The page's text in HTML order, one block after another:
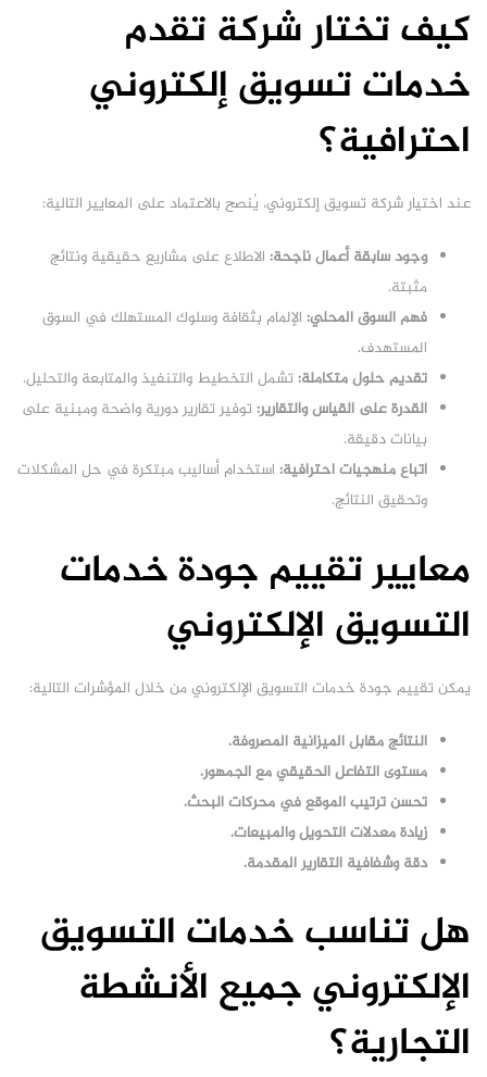
كيف تختار شركة تقدم
خدمات تسويق إلكتروني
احترافية؟
عند اختيار شركة تسويق إلكتروني، يُنصح بالاعتماد على المعايير التالية:
وجود سابقة أعمال ناجحة: الاطلاع على مشاريع حقيقية ونتائج
مثبتة.
فهم السوق المحلي: الإلمام بثقافة وسلوك المستهلك في السوق
المستهدف.
تقديم حلول متكاملة: تشمل التخطيط والتنفيذ والمتابعة والتحليل.
القدرة على القياس والتقارير: توفير تقارير دورية واضحة ومبنية على
بيانات دقيقة.
اتباع منهجيات احترافية: استخدام أساليب مبتكرة في حل المشكلات
وتحقيق النتائج.
معايير تقييم جودة خدمات
التسويق الإلكتروني
يمكن تقييم جودة خدمات التسويق الإلكتروني من خلال المؤشرات التالية:
النتائج مقابل الميزانية المصروفة.
مستوى التفاعل الحقيقي مع الجمهور.
تحسن ترتيب الموقع في محركات البحث.
زيادة معدلات التحويل والمبيعات.
دقة وشفافية التقارير المقدمة.
هل تناسب خدمات التسويق
الإلكتروني جميع الأنشطة
التجارية؟